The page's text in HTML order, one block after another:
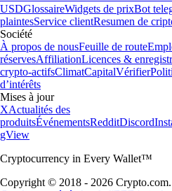
USDGlossaireWidgets de prixBot
plaintesService clientResumen de
Société
À propos de nousFeuille de route
réservesAffiliationLicences &
crypto-actifsClimatCapitalVérifier
d’intérêts
Mises à jour
XActualités des
produitsÉvénementsRedditDiscord
gView
Cryptocurrency in Every Wallet™
Copyright © 2018 - 2026 Crypto.com.